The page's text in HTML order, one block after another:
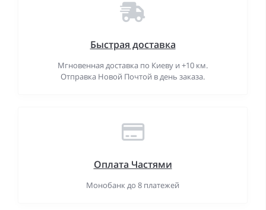
Быстрая доставка
Мгновенная доставка по Киеву и +10 км.
Отправка Новой Почтой в день заказа.
Оплата Частями
Монобанк до 8 платежей